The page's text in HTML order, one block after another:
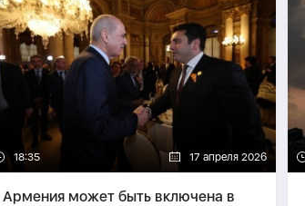
18:35 17 апреля 2026
Армения может быть включена в